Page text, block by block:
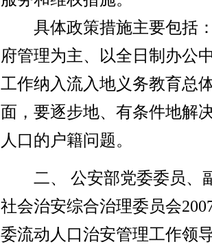
具体政策措施主要包括：
府管理为主、以全日制办公
工作纳入流入地义务教育总
面，要逐步地、有条件地解
人口的户籍问题。
二、 公安部党委委员、副
社会治安综合治理委员会
委流动人口治安管理工作领